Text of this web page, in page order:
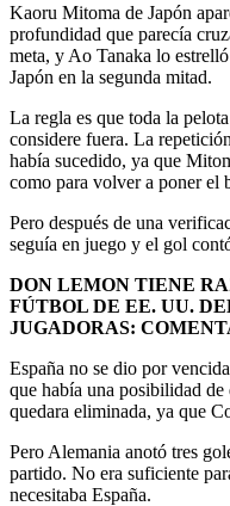
Kaoru Mitoma de Japón
profundidad que parecía
meta, y Ao Tanaka lo
Japón en la segunda mitad.
La regla es que toda la
considere fuera. La
había sucedido, ya que
como para volver a poner el
Pero después de una
seguía en juego y el gol
DON LEMON TIENE
FÚTBOL DE EE. UU.
JUGADORAS:
España no se dio por
que había una posibilidad
quedara eliminada, ya que
Pero Alemania anotó tres
partido. No era suficiente
necesitaba España.